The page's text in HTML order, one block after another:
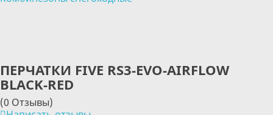
ПЕРЧАТКИ FIVE RS3-EVO-AIRFLOW
BLACK-RED
(0 Отзывы)